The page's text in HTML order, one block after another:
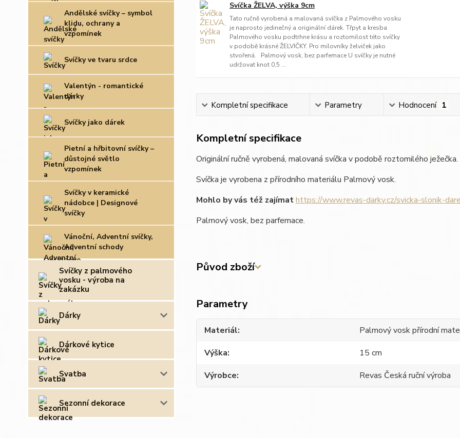
Andělské svíčky – symbol
klidu, ochrany a
vzpomínek
Svíčky ve tvaru srdce
Valentýn - romantické
dárky
Svíčky jako dárek
Pietní a hřbitovní svíčky –
důstojné světlo
vzpomínek
Svíčky v keramické
nádobce | Designové
svíčky
Vánoční, Adventní svíčky,
Adventní schody
Svíčky z palmového
vosku - výroba na
zakázku
Dárky
Dárkové kytice
Svatba
Sezonní dekorace
Svíčka ŽELVA, výška 9cm
Tato ručně vyrobená a malovaná svíčka z Palmového vosku
je naprosto jedinečný a originální dárek. Třpyt a kresba
Palmového vosku podtrhne krásu a roztomilost této svíčky
v podobě krásné ŽELVIČKY. Pro milovníky želviček jako
stvořená. Palmový vosk, bez parfemace U svíčky je nutné
udržovat knot 0,5 ...
Kompletní specifikace Parametry Hodnocení 1
Kompletní specifikace
Originální ručně vyrobená, malovaná svíčka v podobě roztomilého
Svíčka je vyrobena z přírodního materiálu Palmový vosk.
Mohlo by vás též zajímathttps://www.revas-darky.cz/svicka-slonik-
Palmový vosk, bez parfemace.
Původ zboží
Parametry
Materiál
Palmový vosk přírodní
Výška
15 cm
Výrobce
Revas Česká ruční výroba